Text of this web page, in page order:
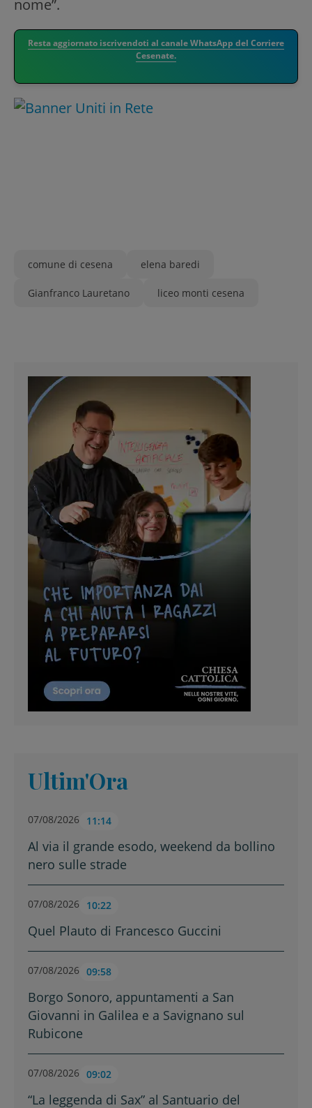
nome”.
Resta aggiornato iscrivendoti al canale WhatsApp del Corriere
Cesenate.
comune di cesena elena baredi
Gianfranco Lauretano liceo monti cesena
Ultim'Ora
07/08/2026 11:14
Al via il grande esodo, weekend da bollino
nero sulle strade
07/08/2026 10:22
Quel Plauto di Francesco Guccini
07/08/2026 09:58
Borgo Sonoro, appuntamenti a San
Giovanni in Galilea e a Savignano sul
Rubicone
07/08/2026 09:02
“La leggenda di Sax” al Santuario del